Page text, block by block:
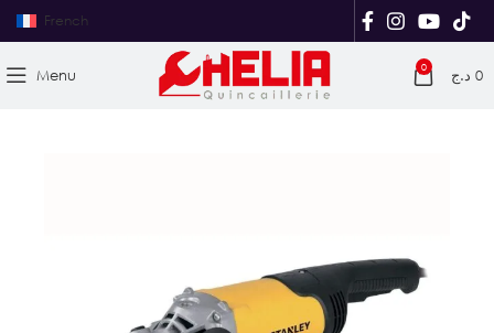
French
Menu 0 0 د.ج